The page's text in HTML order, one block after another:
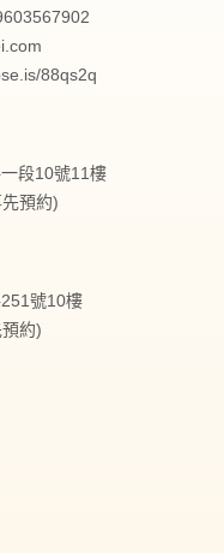
88qs2q
段10號11樓
預約)
號10樓
約)